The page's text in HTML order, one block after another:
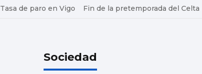
Tasa de paro en Vigo Fin de la pretemporada del Celta
Sociedad